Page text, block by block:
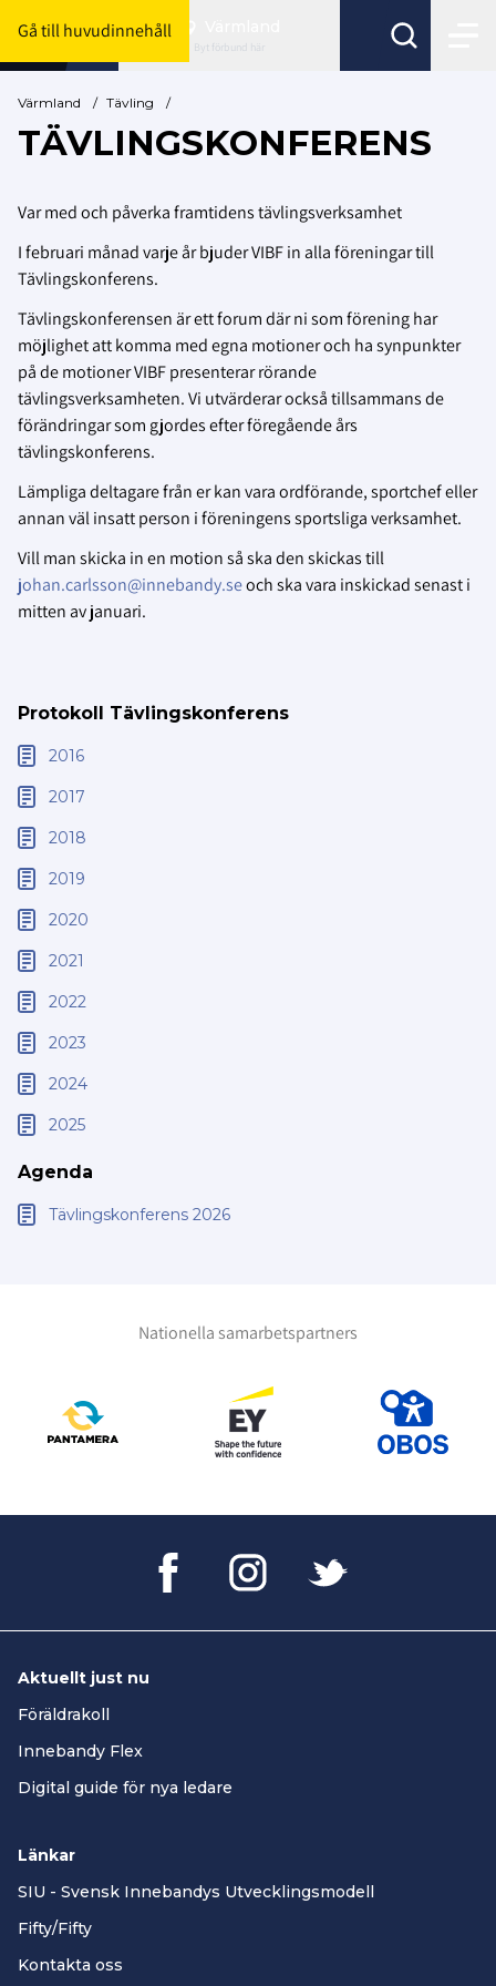
Gå till huvudinnehåll
Byt förbund här
Värmland / Tävling /
TÄVLINGSKONFERENS
Var med och påverka framtidens tävlingsverksamhet
I februari månad varje år bjuder VIBF in alla föreningar till
Tävlingskonferens.
Tävlingskonferensen är ett forum där ni som förening har
möjlighet att komma med egna motioner och ha synpunkter
på de motioner VIBF presenterar rörande
tävlingsverksamheten. Vi utvärderar också tillsammans de
förändringar som gjordes efter föregående års
tävlingskonferens.
Lämpliga deltagare från er kan vara ordförande, sportchef eller
annan väl insatt person i föreningens sportsliga verksamhet.
Vill man skicka in en motion så ska den skickas till
johan.carlsson@innebandy.seoch ska vara inskickad senast i
mitten av januari.
Protokoll Tävlingskonferens
2016
2017
2018
2019
2020
2021
2022
2023
2024
2025
Agenda
Tävlingskonferens 2026
Nationella samarbetspartners
Aktuellt just nu
Föräldrakoll
Innebandy Flex
Digital guide för nya ledare
Länkar
SIU - Svensk Innebandys Utvecklingsmodell
Fifty/Fifty
Kontakta oss